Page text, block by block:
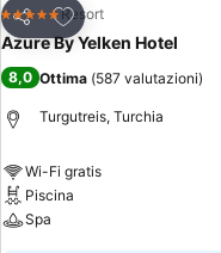
Condividi
Aggiungi ai preferiti
5 Stelle Resort
Azure By Yelken Hotel
8,0 Ottima (587 valutazioni)
Turgutreis, Turchia
Wi-Fi gratis
Piscina
Spa